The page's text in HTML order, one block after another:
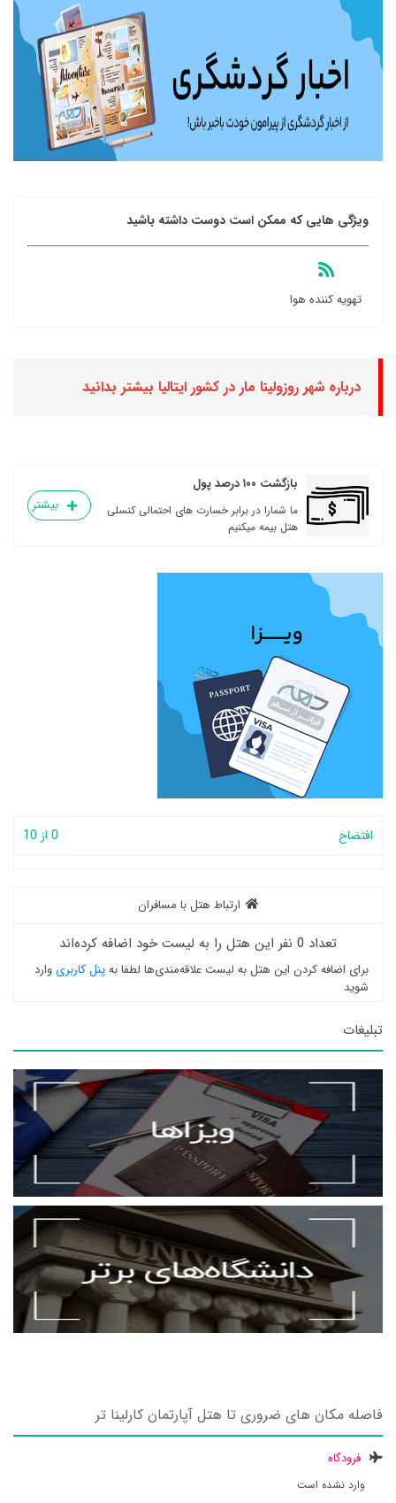
ویژگی هایی که ممکن است دوست داشته باشید
تهویه کننده هوا
درباره شهر روزولینا مار در کشور ایتالیا بیشتر بدانید
بازگشت ۱۰۰ درصد پول
ما شمارا در برابر خسارت های احتمالی کنسلی
هتل بیمه میکنیم
بیشتر
افتضاح 0 از 10
ارتباط هتل با مسافران
تعداد 0 نفر این هتل را به لیست خود اضافه کرده‌اند
برای اضافه کردن این هتل به لیست علاقه‌مندی‌ها لطفا بهپنل کاربری وارد
شوید
تبلیغات
فاصله مکان های ضروری تا هتل آپارتمان کارلینا تر
فرودگاه
وارد نشده است